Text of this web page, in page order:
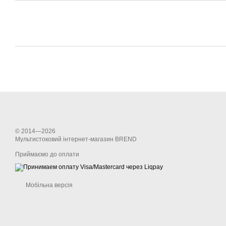
© 2014—2026
Мультистоковий інтернет-магазин BREND
Приймаємо до оплати
Мобільна версія